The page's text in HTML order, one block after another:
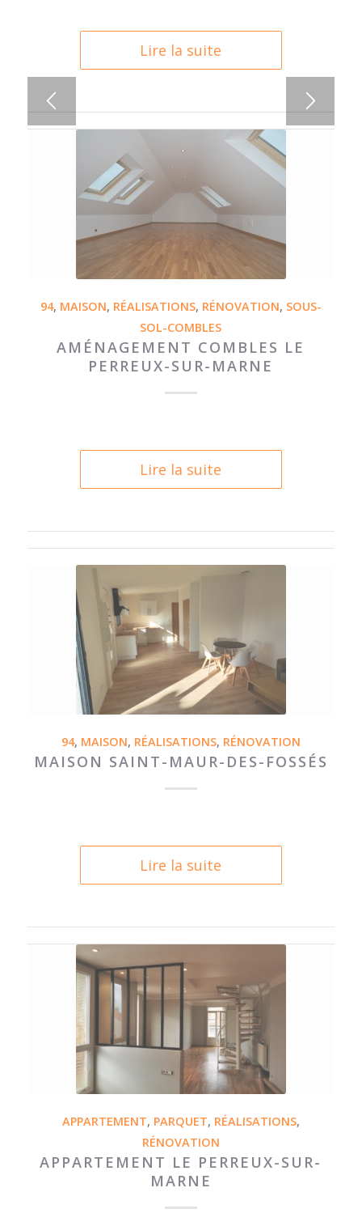
Lire la suite
94, MAISON, RÉALISATIONS, RÉNOVATION, SOUS-
SOL-COMBLES
AMÉNAGEMENT COMBLES LE
PERREUX-SUR-MARNE
Lire la suite
94, MAISON, RÉALISATIONS, RÉNOVATION
MAISON SAINT-MAUR-DES-FOSSÉS
Lire la suite
APPARTEMENT, PARQUET, RÉALISATIONS,
RÉNOVATION
APPARTEMENT LE PERREUX-SUR-
MARNE